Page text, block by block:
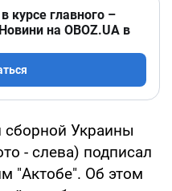
курсе главного –
на OBOZ.UA в
Украины
- слева) подписал
"Актобе". Об этом